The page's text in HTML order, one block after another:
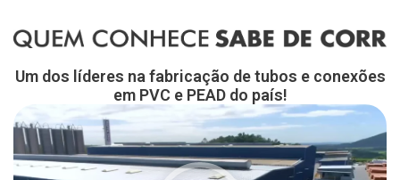
Um dos líderes na fabricação de tubos e conexões
em PVC e PEAD do país!